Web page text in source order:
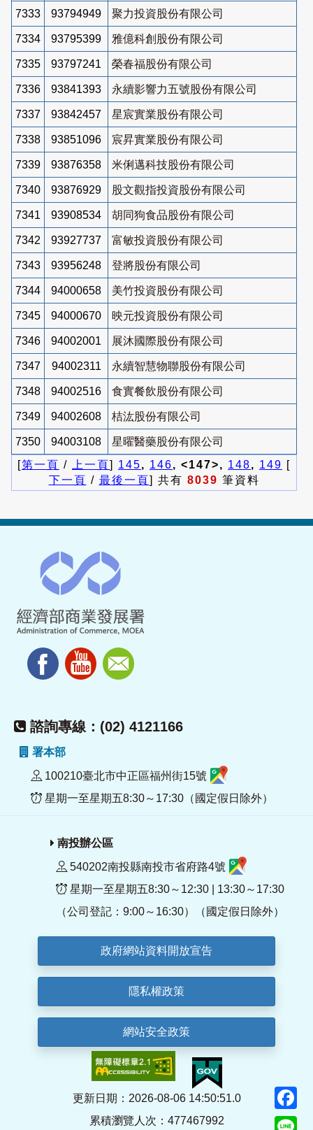
7333 93794949 聚力投資股份有限公司
7334 93795399 雅億科創股份有限公司
7335 93797241 榮春福股份有限公司
7336 93841393 永續影響力五號股份有限公司
7337 93842457 星宸實業股份有限公司
7338 93851096 宸昇實業股份有限公司
7339 93876358 米俐邁科技股份有限公司
7340 93876929 股文觀指投資股份有限公司
7341 93908534 胡同狗食品股份有限公司
7342 93927737 富敏投資股份有限公司
7343 93956248 登將股份有限公司
7344 94000658 美竹投資股份有限公司
7345 94000670 映元投資股份有限公司
7346 94002001 展沐國際股份有限公司
7347 94002311 永續智慧物聯股份有限公司
7348 94002516 食實餐飲股份有限公司
7349 94002608 桔汯股份有限公司
7350 94003108
星曜醫藥股份有限公司
[第一頁 / 上一頁] 145, 146, <147>, 148, 149 [
下一頁 / 最後一頁] 共有 8039 筆資料
諮詢專線：(02) 4121166
署本部
100210臺北市中正區福州街15號
星期一至星期五8:30～17:30（國定假日除外）
南投辦公區
540202南投縣南投市省府路4號
星期一至星期五8:30～12:30 | 13:30～17:30
（公司登記：9:00～16:30）（國定假日除外）
政府網站資料開放宣告
隱私權政策
網站安全政策
更新日期：2026-08-06 14:50:51.0
累積瀏覽人次：477467992